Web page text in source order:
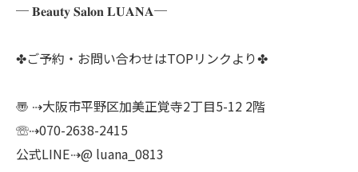
─ 𝐁𝐞𝐚𝐮𝐭𝐲 𝐒𝐚𝐥𝐨𝐧 𝐋𝐔𝐀𝐍𝐀─
✤ご予約・お問い合わせはTOPリンクより✤
〠 ⇢大阪市平野区加美正覚寺2丁目5-12 2階
☏⇢070-2638-2415
公式LINE⇢@ luana_0813